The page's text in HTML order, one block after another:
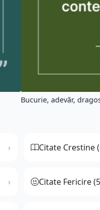
Bucurie, adevăr,
Citate Crestine
Citate Fericire